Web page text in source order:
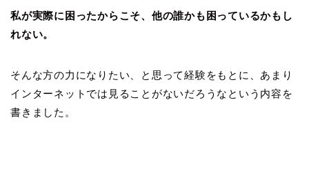
私が実際に困ったからこそ、他の誰かも困っているかもし
れない。
そんな方の力になりたい、と思って経験をもとに、あまり
インターネットでは見ることがないだろうなという内容を
書きました。